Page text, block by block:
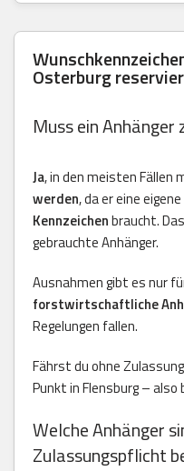
Osterburg
Muss ein Anhänger
Ja, in den meisten Fällen
werden, da er eine
Kennzeichenbraucht.
gebrauchte Anhänger.
Ausnahmen gibt es nur
forstwirtschaftliche
Regelungen fallen.
Fährst du ohne
Punkt in Flensburg –
Welche Anhänger
Zulassungspflicht